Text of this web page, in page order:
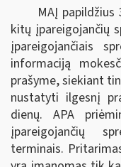
MAĮ papildžius
kitų įpareigojančių
įpareigojančiais
informaciją
prašyme, siekiant
nustatyti ilgesnį
dienų. APA
įpareigojančių
terminais.